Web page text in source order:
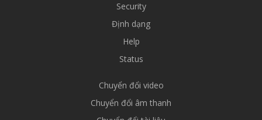
Security
Định dạng
Help
Status
Chuyển đổi video
Chuyển đổi âm thanh